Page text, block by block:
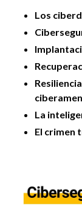
Los
La
El crimen